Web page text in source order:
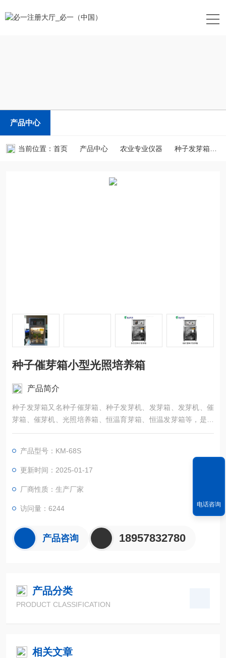
产品中心
当前位置： 首页 产品中心 农业专业仪器 种子发芽箱
种子催芽箱小型光照培养箱
产品简介
种子发芽箱又名种子催芽箱、种子发芽机、发芽箱、发芽机、催
芽箱、催芽机、光照培养箱、恒温育芽箱、恒温发芽箱等，是一
款新型的智能种子发芽箱。是具有模似自然光的恒温设备，主要
发芽率检测等.
产品型号：KM-68S
更新时间：2025-01-17
厂商性质：生产厂家
访问量：6244
产品咨询 18957832780
产品分类
PRODUCT CLASSIFICATION
相关文章
电话咨询